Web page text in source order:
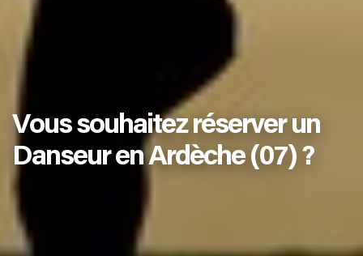
Vous souhaitez réserver un
Danseur en Ardèche (07) ?